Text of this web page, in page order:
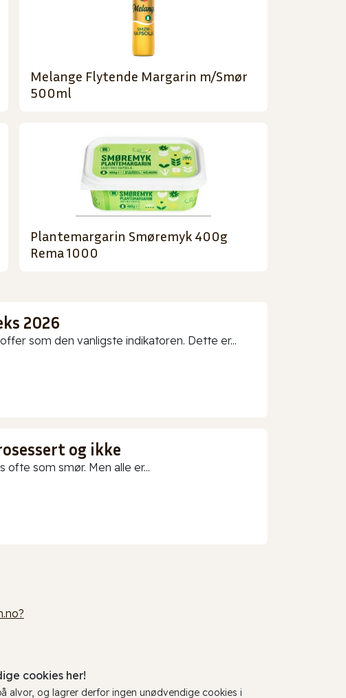
Melange Flytende Margarin m/Smør
500ml
Plantemargarin Smøremyk 400g
Rema 1000
2026
som den vanligste indikatoren. Dette er...
og ikke
som smør. Men alle er...
cookies her!
alvor, og lagrer derfor ingen unødvendige cookies i